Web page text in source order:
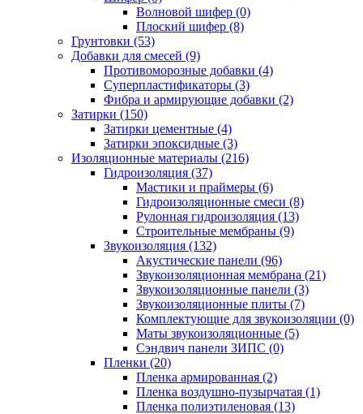
Волновой шифер (0)
Плоский шифер (8)
Грунтовки (53)
Добавки для смесей (9)
Противоморозные добавки (4)
Суперпластификаторы (3)
Фибра и армирующие добавки (2)
Затирки (150)
Затирки цементные (4)
Затирки эпоксидные (3)
Изоляционные материалы (216)
Гидроизоляция (37)
Мастики и праймеры (6)
Гидроизоляционные смеси (8)
Рулонная гидроизоляция (13)
Строительные мембраны (9)
Звукоизоляция (132)
Акустические панели (96)
Звукоизоляционная мембрана (21)
Звукоизоляционные панели (3)
Звукоизоляционные плиты (7)
Комплектующие для звукоизоляции (0)
Маты звукоизоляционные (5)
Сэндвич панели ЗИПС (0)
Пленки (20)
Пленка армированная (2)
Пленка воздушно-пузырчатая (1)
Пленка полиэтиленовая (13)